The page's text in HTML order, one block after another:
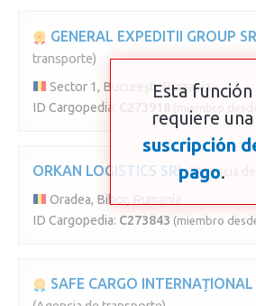
GENERAL EXPEDITII GROUP
transporte)
Sector 1, București, Rumanía
ID Cargopedia:
(miembro
ORKAN LOGISTICS SRL (Agencia
Oradea, Bihor, Rumanía
ID Cargopedia: C273843 (miembro
SAFE CARGO
Esta función
requiere una
suscripción
pago.